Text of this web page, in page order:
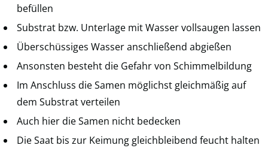
befüllen
Substrat bzw. Unterlage mit Wasser vollsaugen lassen
Überschüssiges Wasser anschließend abgießen
Ansonsten besteht die Gefahr von Schimmelbildung
Im Anschluss die Samen möglichst gleichmäßig auf
dem Substrat verteilen
Auch hier die Samen nicht bedecken
Die Saat bis zur Keimung gleichbleibend feucht halten